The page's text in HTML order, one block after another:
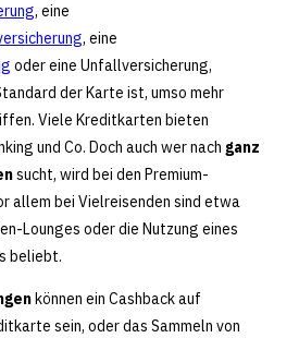
, eine
, eine
oder eine Unfallversicherung,
der Karte ist, umso mehr
Viele Kreditkarten bieten
und Co. Doch auch wer nach ganz
sucht, wird bei den Premium-
allem bei Vielreisenden sind etwa
Lounges oder die Nutzung eines
beliebt.
können ein Cashback auf
sein, oder das Sammeln von